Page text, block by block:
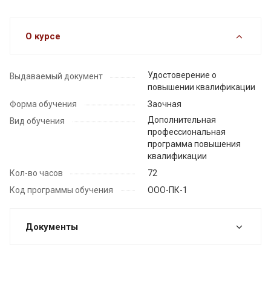
О курсе
Выдаваемый документ
Удостоверение о
повышении квалификации
Форма обучения
Заочная
Вид обучения
Дополнительная
профессиональная
программа повышения
квалификации
Кол-во часов
72
Код программы обучения
ООО-ПК-1
Документы